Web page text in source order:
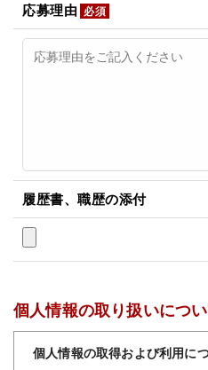
応募理由 必須
履歴書、職歴の添付
個人情報の取り扱いにつ
個人情報の取得および利用に